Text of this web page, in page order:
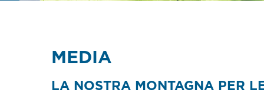
MEDIA
LA NOSTRA MONTAGNA PER